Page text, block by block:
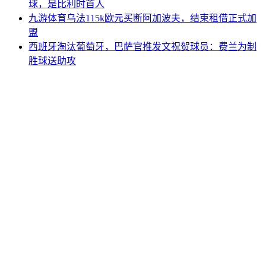
球，是比利时首人
九游体育乌法115k欧元买断阿加波夫，结束租借正式加
盟
西班牙淘汰葡萄牙，巴萨官推发文祝贺球员：费兰为制
胜球送助攻